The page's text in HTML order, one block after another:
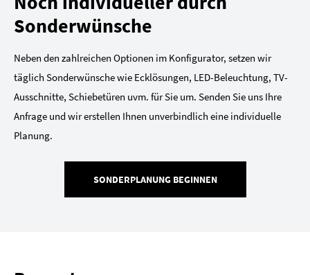
Sonderwünsche
Neben den zahlreichen Optionen im Konfigurator, setzen wir
täglich Sonderwünsche wie Ecklösungen, LED-Beleuchtung, TV-
Ausschnitte, Schiebetüren uvm. für Sie um. Senden Sie uns Ihre
Anfrage und wir erstellen Ihnen unverbindlich eine individuelle
Planung.
SONDERPLANUNG BEGINNEN